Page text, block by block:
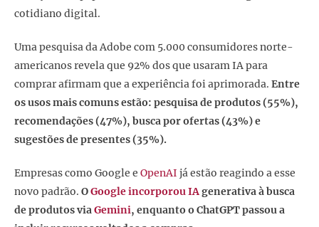
cotidiano digital.
Uma pesquisa da Adobe com 5.000 consumidores norte-
americanos revela que 92% dos que usaram IA para
comprar afirmam que a experiência foi aprimorada. Entre
os usos mais comuns estão: pesquisa de produtos (55%),
recomendações (47%), busca por ofertas (43%) e
sugestões de presentes (35%).
Empresas como Google e OpenAI já estão reagindo a esse
novo padrão. OGoogle incorporou IAgenerativa à busca
de produtos viaGemini, enquanto o ChatGPT passou a